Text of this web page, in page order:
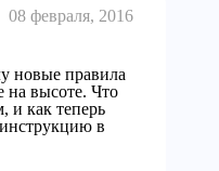
08 февраля, 2016
новые правила
на высоте. Что
и как теперь
в